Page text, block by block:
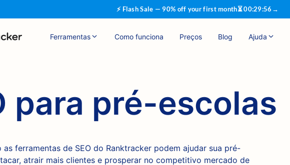
⚡ Flash Sale — 90% off your first month⏳00:29:55 →
Ferramentas Como funciona Preços Blog Ajuda
para pré-escolas
as ferramentas de SEO do Ranktracker podem ajudar sua pré-
atrair mais clientes e prosperar no competitivo mercado de